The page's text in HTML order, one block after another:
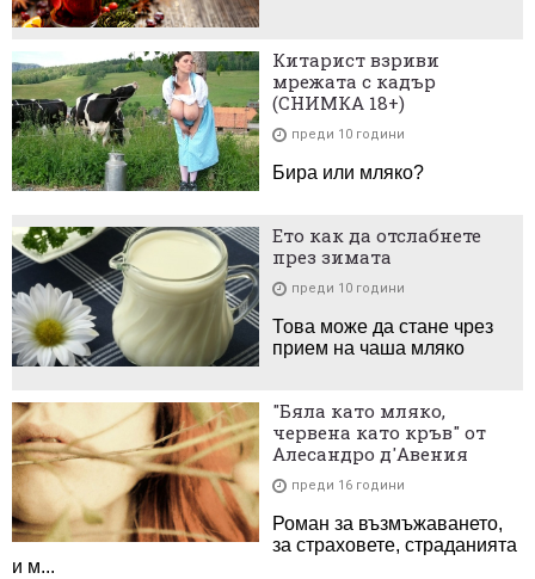
Китарист взриви
мрежата с кадър
(СНИМКА 18+)
преди 10 години
Бира или мляко?
Ето как да отслабнете
през зимата
преди 10 години
Това може да стане чрез
прием на чаша мляко
"Бяла като мляко,
червена като кръв" от
Алесандро д'Авения
преди 16 години
Роман за възмъжаването,
за страховете, страданията
и м...